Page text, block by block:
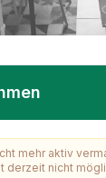
mehr aktiv
derzeit nicht